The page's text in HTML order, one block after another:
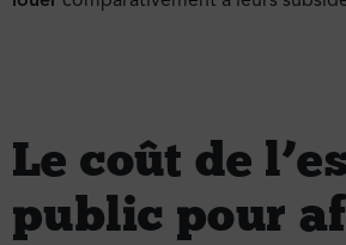
Le coût de
public pour